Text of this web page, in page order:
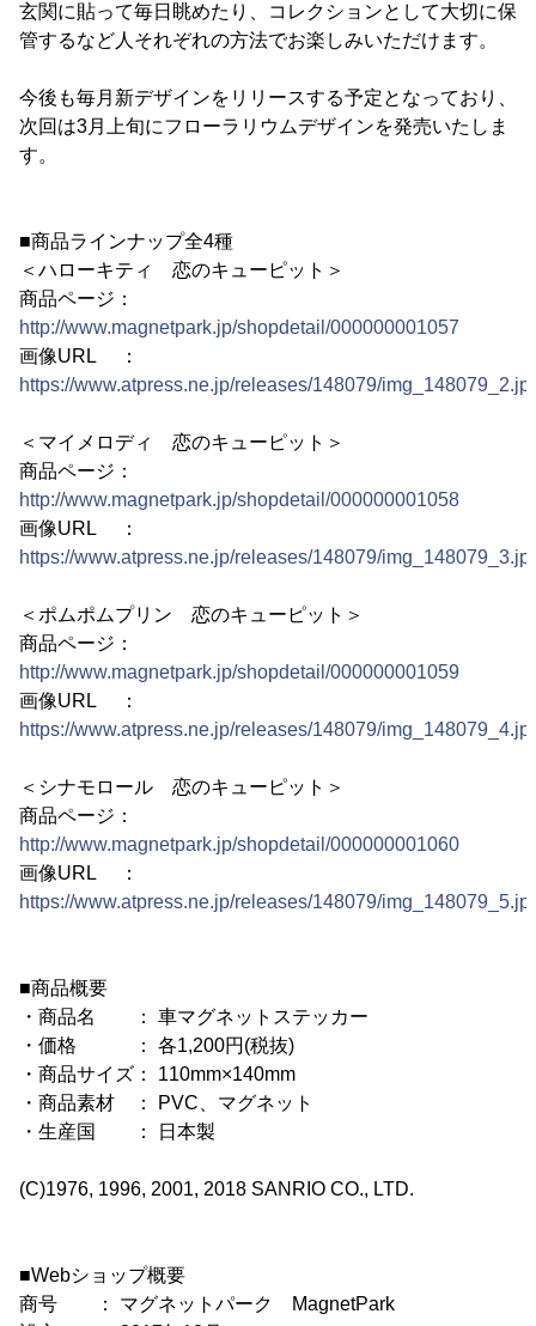
玄関に貼って毎日眺めたり、コレクションとして大切に保
管するなど人それぞれの方法でお楽しみいただけます。
今後も毎月新デザインをリリースする予定となっており、
次回は3月上旬にフローラリウムデザインを発売いたしま
す。
■商品ラインナップ全4種
＜ハローキティ 恋のキューピット＞
商品ページ：
http://www.magnetpark.jp/shopdetail/000000001057
画像URL ：
https://www.atpress.ne.jp/releases/148079/
＜マイメロディ 恋のキューピット＞
商品ページ：
http://www.magnetpark.jp/shopdetail/000000001058
画像URL ：
https://www.atpress.ne.jp/releases/148079/
＜ポムポムプリン 恋のキューピット＞
商品ページ：
http://www.magnetpark.jp/shopdetail/000000001059
画像URL ：
https://www.atpress.ne.jp/releases/148079/
＜シナモロール 恋のキューピット＞
商品ページ：
http://www.magnetpark.jp/shopdetail/000000001060
画像URL ：
https://www.atpress.ne.jp/releases/148079/
■商品概要
・商品名 ： 車マグネットステッカー
・価格 ： 各1,200円(税抜)
・商品サイズ： 110mm×140mm
・商品素材 ： PVC、マグネット
・生産国 ： 日本製
(C)1976, 1996, 2001, 2018 SANRIO CO., LTD.
■Webショップ概要
商号 ： マグネットパーク MagnetPark